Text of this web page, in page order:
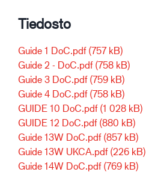
Tiedosto
Guide 1 DoC.pdf (757 kB)
Guide 2 - DoC.pdf (758 kB)
Guide 3 DoC.pdf (759 kB)
Guide 4 DoC.pdf (758 kB)
GUIDE 10 DoC.pdf (1 028 kB)
GUIDE 12 DoC.pdf (880 kB)
Guide 13W DoC.pdf (857 kB)
Guide 13W UKCA.pdf (226 kB)
Guide 14W DoC.pdf (769 kB)